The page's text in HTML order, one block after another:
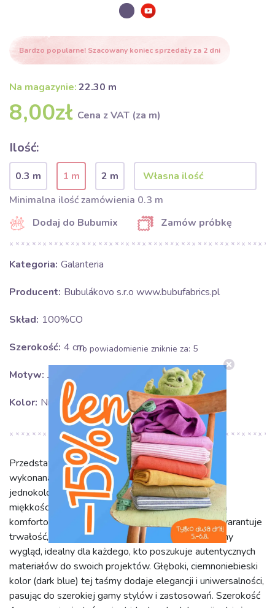
Bardzo popularne! Szacowany koniec sprzedaży za 2 dni
Na magazynie:22.30 m
8,00zł Cena z VAT (za m)
Ilość:
0.3 m 1 m
2 m
Minimalna ilość zamówienia 0.3 m
Dodaj do Bubumix Zamów próbkę
Kategoria: Galanteria
Producent: Bubulákovo s.r.o www.bubufabrics.pl
Skład: 100%CO
Szerokość: 4 cm
Motyw: Jednokolorowe
Kolor: Niebieski
Przedstawiamy bawełnianą taśmę 4 cm dark blue,
wykonaną w 100% z wysokiej jakości bawełny. Ta
jednokolorowa taśma charakteryzuje się naturalną
miękkością i przyjemną w dotyku fakturą, co czyni ją
komfortową i łatwą w obróbce. Naturalny skład gwarantuje
trwałość, odporność na użytkowanie oraz estetyczny
wygląd, idealny dla każdego, kto poszukuje autentycznych
materiałów do swoich projektów. Głęboki, ciemnoniebieski
kolor (dark blue) tej taśmy dodaje elegancji i uniwersalności,
pasując do szerokiej gamy stylów i zastosowań. Szerokość
To powiadomienie zniknie za: 5